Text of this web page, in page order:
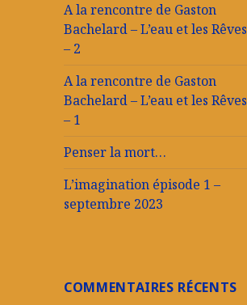
A la rencontre de Gaston
Bachelard – L’eau et les Rêves
– 2
A la rencontre de Gaston
Bachelard – L’eau et les Rêves
– 1
Penser la mort…
L’imagination épisode 1 –
septembre 2023
COMMENTAIRES RÉCENTS